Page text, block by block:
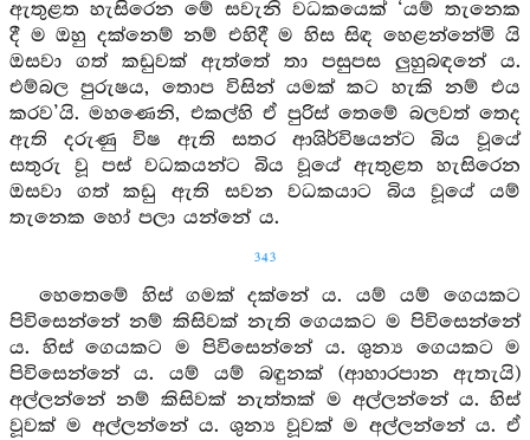
ඇතුළත හැසිරෙන මේ සවැනි වධකයෙක් ‘යම් තැනෙක
දී ම ඔහු දක්නෙම් නම් එහිදී ම හිස සිඳ හෙළන්නේමි යි
ඔසවා ගත් කඩුවක් ඇත්තේ තා පසුපස ලුහුබඳනේ ය.
එම්බල පුරුෂය, තොප විසින් යමක් කට හැකි නම් එය
කරව’යි. මහණෙනි, එකල්හි ඒ පුරිස් තෙමේ බලවත් තෙද
ඇති දරුණු විෂ ඇති සතර ආශිර්විෂයන්ට බිය වූයේ
සතුරු වූ පස් වධකයන්ට බිය වූයේ ඇතුළත හැසිරෙන
ඔසවා ගත් කඩු ඇති සවන වධකයාට බිය වූයේ යම්
තැනෙක හෝ පලා යන්නේ ය.
343
හෙතෙමේ හිස් ගමක් දක්නේ ය. යම් යම් ගෙයකට
පිවිසෙන්නේ නම් කිසිවක් නැති ගෙයකට ම පිවිසෙන්නේ
ය. හිස් ගෙයකට ම පිවිසෙන්නේ ය. ශුන්‍ය ගෙයකට ම
පිවිසෙන්නේ ය. යම් යම් බඳුනක් (ආහාරපාන ඇතැයි)
අල්ලන්නේ නම් කිසිවක් නැත්තක් ම අල්ලන්නේ ය. හිස්
වූවක් ම අල්ලන්නේ ය. ශුන්‍ය වූවක් ම අල්ලන්නේ ය. ඒ